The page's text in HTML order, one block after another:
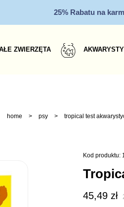
25% Rabatu na
ZWIERZĘTA
home > psy > tropical test
Kod produktu:
45,49 zł